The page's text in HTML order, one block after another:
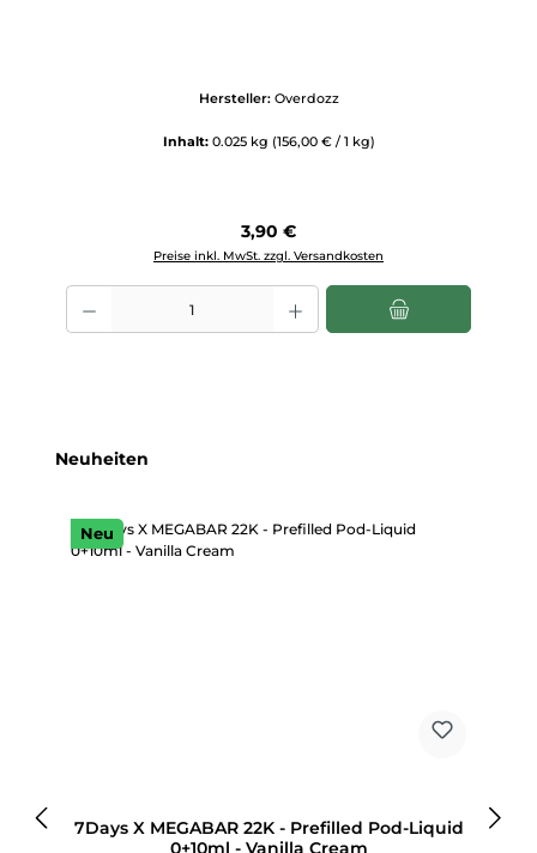
Hersteller: Overdozz
Inhalt: 0.025 kg (156,00 € / 1 kg)
Regulärer Preis:
3,90 €
Preise inkl. MwSt. zzgl. Versandkosten
Produkt Anzahl: Gib den gewünschten Wert ein oder benutze die
Produktgalerie überspringen
Neuheiten
Neu
7Days X MEGABAR 22K - Prefilled Pod-Liquid
0+10ml - Vanilla Cream